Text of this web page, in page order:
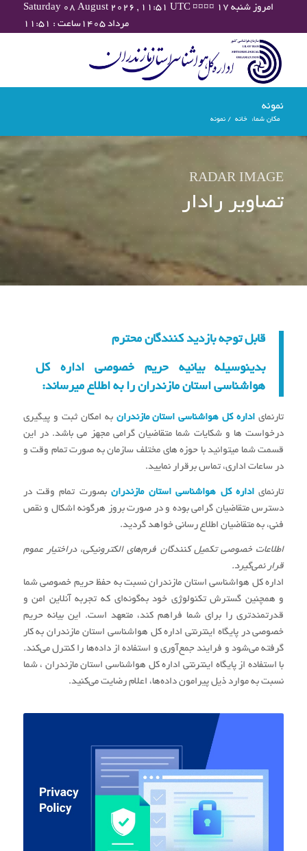
Saturday 08 August 2026 , 11:51 UTC ¤¤¤¤ امروز شنبه ۱۷
مرداد ۱۴۰۵ساعت : ۱۱:۵۱
نمونه
مکان شما: خانه / نمونه
RADAR IMAGE
تصاویر رادار
قابل توجه بازدید کنندگان محترم
بدینوسیله بیانیه حریم خصوصی اداره کل
هواشناسی استان مازندران را به اطلاع میرساند:
تارنمای اداره کل هواشناسی استان مازندران به امکان ثبت و پیگیری
درخواست ها و شکایات شما متقاضیان گرامی مجهز می باشد. در این
قسمت شما میتوانید با حوزه های مختلف سازمان به صورت تمام وقت و
در ساعات اداری، تماس برقرار نمایید.
تارنمایاداره کل هواشناسی استان مازندرانبصورت تمام وقت در
دسترس متقاضیان گرامی بوده و در صورت بروز هرگونه اشکال و نقص
فنی، به متقاضیان اطلاع رسانی خواهد گردید.
اطلاعات خصوصی تکمیل کنندگان فرم‌های الکترونیکی، دراختیار عموم
قرار نمی‌گیرد.
اداره کل هواشناسی استان مازندران نسبت به حفظ حریم خصوصی شما
و همچنین گسترش تکنولوژی خود به‌گونه‌ای که تجربه آنلاین امن و
قدرتمندتری را برای شما فراهم کند، متعهد است. این بیانه حریم
خصوصی در پایگاه اینترنتی اداره کل هواشناسی استان مازندران به کار
گرفته می‌شود و فرایند جمع‌آوری و استفاده از داده‌ها را کنترل می‌کند.
با استفاده از پایگاه اینترنتی اداره کل هواشناسی استان مازندران ، شما
نسبت به موارد ذیل پیرامون داده‌ها، اعلام رضایت می‌کنید.